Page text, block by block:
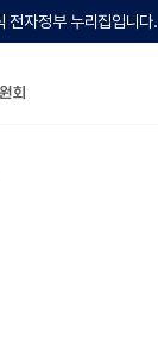
전자정부 누리집입니다.